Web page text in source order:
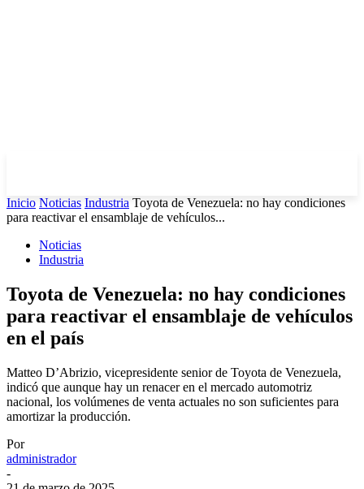
Inicio Noticias Industria Toyota de Venezuela: no hay condiciones
para reactivar el ensamblaje de vehículos...
Noticias
Industria
Toyota de Venezuela: no hay condiciones
para reactivar el ensamblaje de vehículos
en el país
Matteo D’Abrizio, vicepresidente senior de Toyota de Venezuela,
indicó que aunque hay un renacer en el mercado automotriz
nacional, los volúmenes de venta actuales no son suficientes para
amortizar la producción.
Por
administrador
-